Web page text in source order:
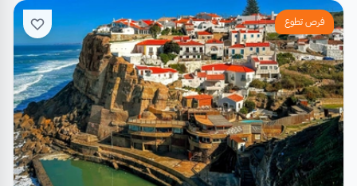
فرص تطوع